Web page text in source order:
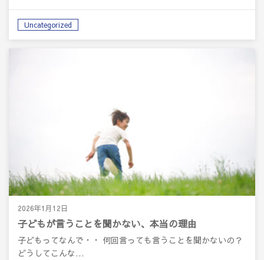
Uncategorized
2026年1月12日
子どもが言うことを聞かない、本当の理由
子どもってなんで・・ 何回言っても言うことを聞かないの？
どうしてこんな…